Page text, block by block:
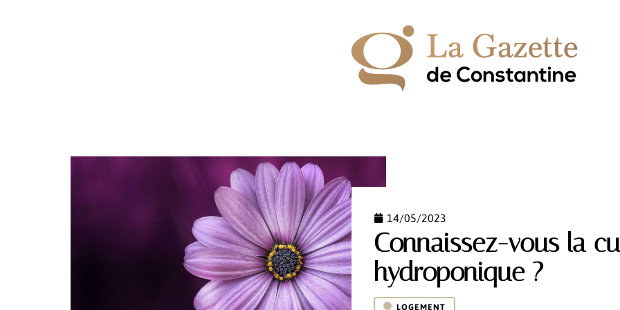
14/05/2023
Connaissez-vous la
hydroponique ?
LOGEMENT